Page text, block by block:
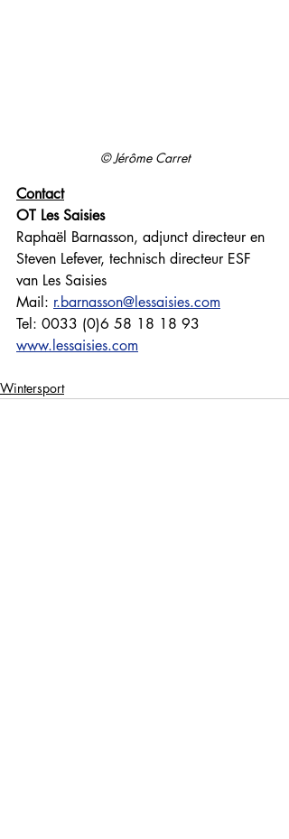
© Jérôme Carret
Contact
OT Les Saisies
Raphaël Barnasson, adjunct directeur en
Steven Lefever, technisch directeur ESF
van Les Saisies
Mail: r.barnasson@lessaisies.com
Tel: 0033 (0)6 58 18 18 93
www.lessaisies.com
Wintersport